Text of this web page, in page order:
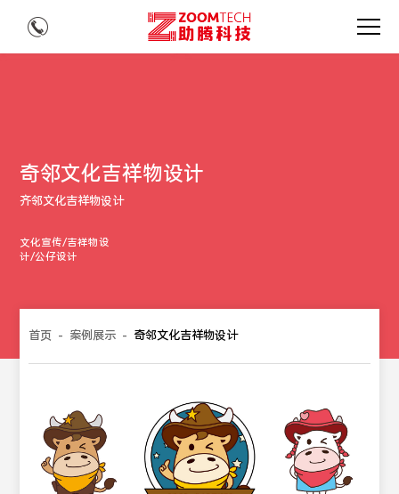
奇邻文化吉祥物设计
齐邻文化吉祥物设计
文化宣传/吉祥物设
计/公仔设计
首页 - 案例展示 - 奇邻文化吉祥物设计